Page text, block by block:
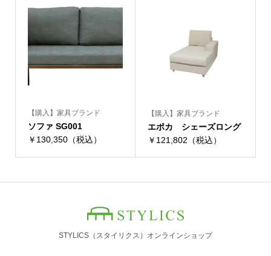
【購入】家具ブランド
ソファ SG001
￥130,350（税込）
【購入】家具ブランド
エポカ シェーズロング
￥121,802（税込）
STYLICS（スタイリクス）オンラインショップ